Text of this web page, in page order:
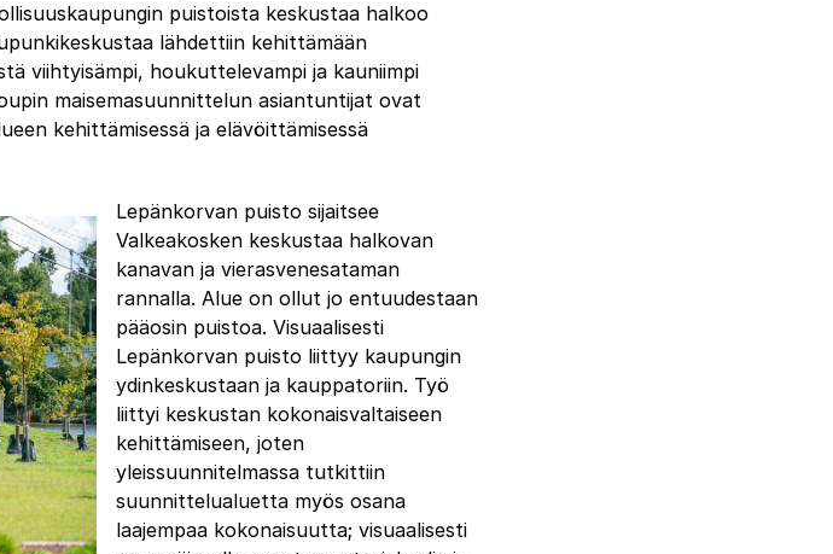
puistoista keskustaa halkoo
lähdettiin kehittämään
viihtyisämpi, houkuttelevampi ja kauniimpi
maisemasuunnittelun asiantuntijat ovat
kehittämisessä ja elävöittämisessä
Lepänkorvan puisto sijaitsee
Valkeakosken keskustaa halkovan
kanavan ja vierasvenesataman
rannalla. Alue on ollut jo entuudestaan
pääosin puistoa. Visuaalisesti
Lepänkorvan puisto liittyy kaupungin
ydinkeskustaan ja kauppatoriin. Työ
liittyi keskustan kokonaisvaltaiseen
kehittämiseen, joten
yleissuunnitelmassa tutkittiin
suunnittelualuetta myös osana
laajempaa kokonaisuutta; visuaalisesti